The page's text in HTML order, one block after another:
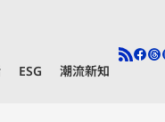
ESG 潮流新知